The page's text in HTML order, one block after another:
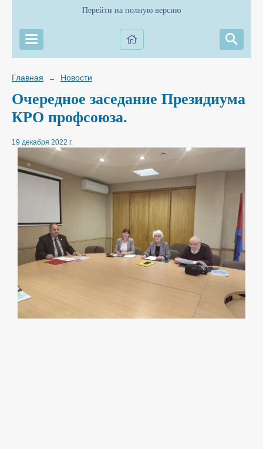
Перейти на полную версию
Главная → Новости
Очередное заседание Президиума
КРО профсоюза.
19 декабря 2022 г.